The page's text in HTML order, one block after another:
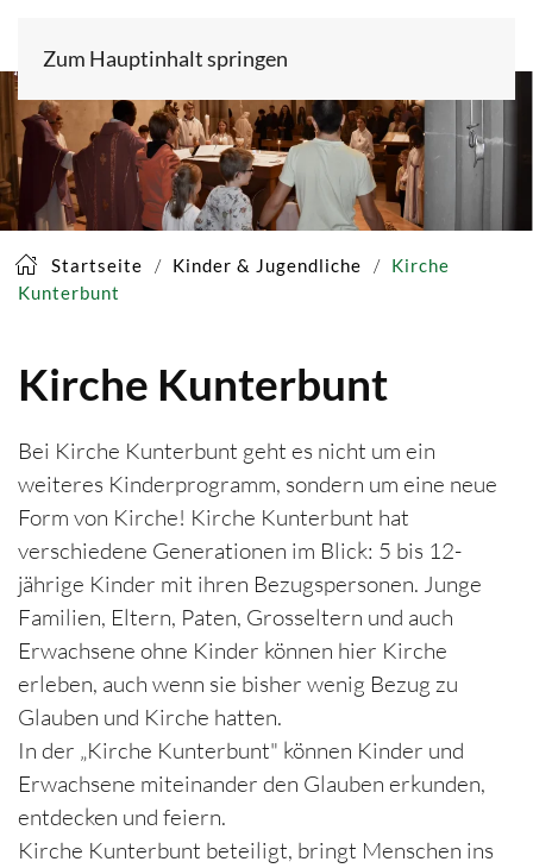
Zum Hauptinhalt springen
Startseite Kinder & Jugendliche
Kirche
Kunterbunt
Kirche Kunterbunt
Bei Kirche Kunterbunt geht es nicht um ein
weiteres Kinderprogramm, sondern um eine neue
Form von Kirche! Kirche Kunterbunt hat
verschiedene Generationen im Blick: 5 bis 12-
jährige Kinder mit ihren Bezugspersonen. Junge
Familien, Eltern, Paten, Grosseltern und auch
Erwachsene ohne Kinder können hier Kirche
erleben, auch wenn sie bisher wenig Bezug zu
Glauben und Kirche hatten.
In der „Kirche Kunterbunt" können Kinder und
Erwachsene miteinander den Glauben erkunden,
entdecken und feiern.
Kirche Kunterbunt beteiligt, bringt Menschen ins